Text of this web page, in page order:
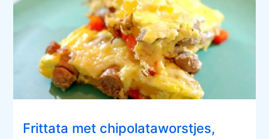
Frittata met chipolataworstjes,